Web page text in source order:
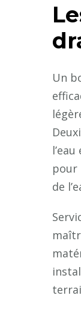
Un
pour
de